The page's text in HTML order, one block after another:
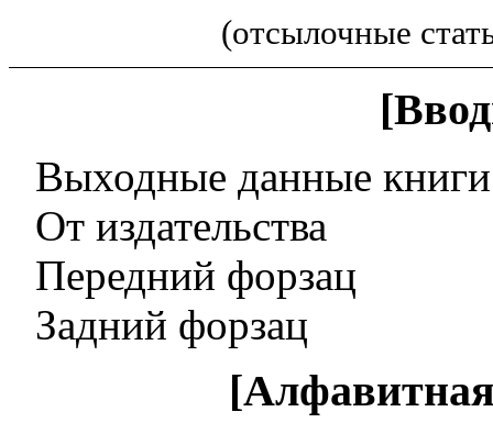
(отсылочные
Выходные данные книги
От издательства
Передний форзац
Задний форзац